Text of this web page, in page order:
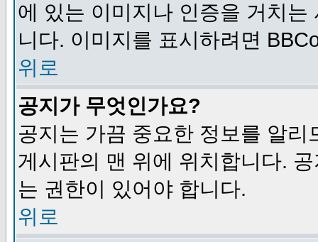
에 있는 이미지나 인증을 거치
니다. 이미지를 표시하려면
위로
공지가 무엇인가요?
공지는 가끔 중요한 정보를 알
게시판의 맨 위에 위치합니다.
는 권한이 있어야 합니다.
위로